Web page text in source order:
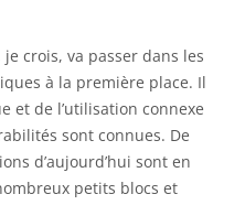
crois, va passer dans les
à la première place. Il
et de l’utilisation connexe
sont connues. De
d’aujourd’hui sont en
petits blocs et